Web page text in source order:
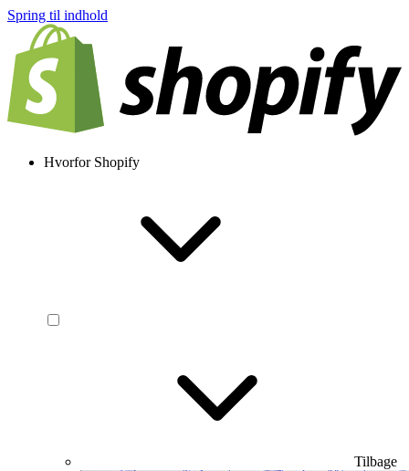
Spring til indhold
Hvorfor Shopify
Tilbage